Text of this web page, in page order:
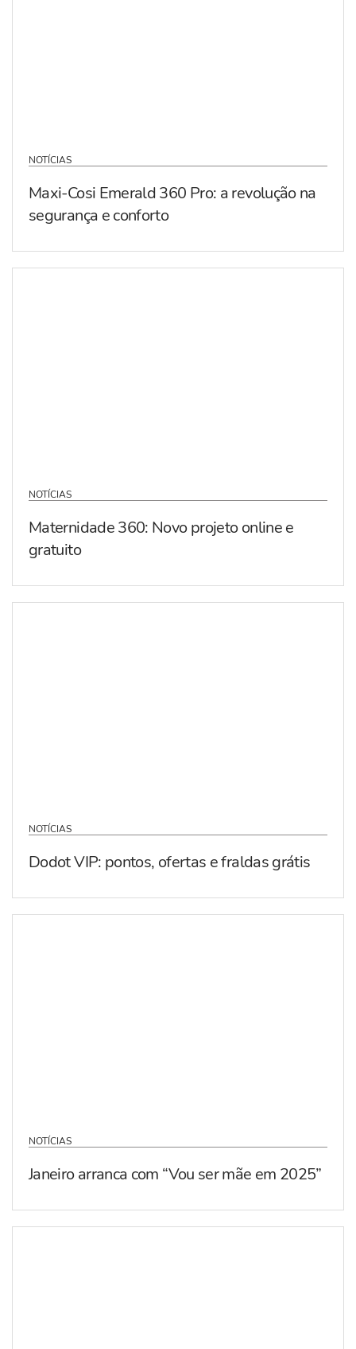
NOTÍCIAS
Maxi-Cosi Emerald 360 Pro: a revolução na
segurança e conforto
NOTÍCIAS
Maternidade 360: Novo projeto online e
gratuito
NOTÍCIAS
Dodot VIP: pontos, ofertas e fraldas grátis
NOTÍCIAS
Janeiro arranca com “Vou ser mãe em 2025”